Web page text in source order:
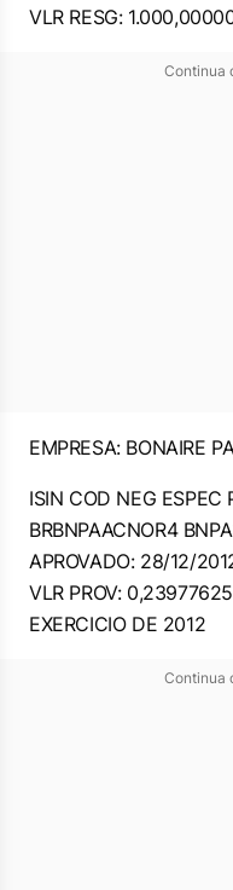
VLR RESG:
Continua
EMPRESA: BONAIRE
ISIN COD NEG ESPEC
BRBNPAACNOR4
APROVADO: 28/12/
VLR PROV:
EXERCICIO DE 2012
Continua